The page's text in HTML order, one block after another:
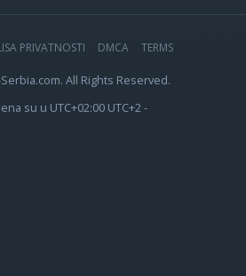
PRIVATNOSTI DMCA TERMS
All Rights Reserved.
su u UTC+02:00 UTC+2 -